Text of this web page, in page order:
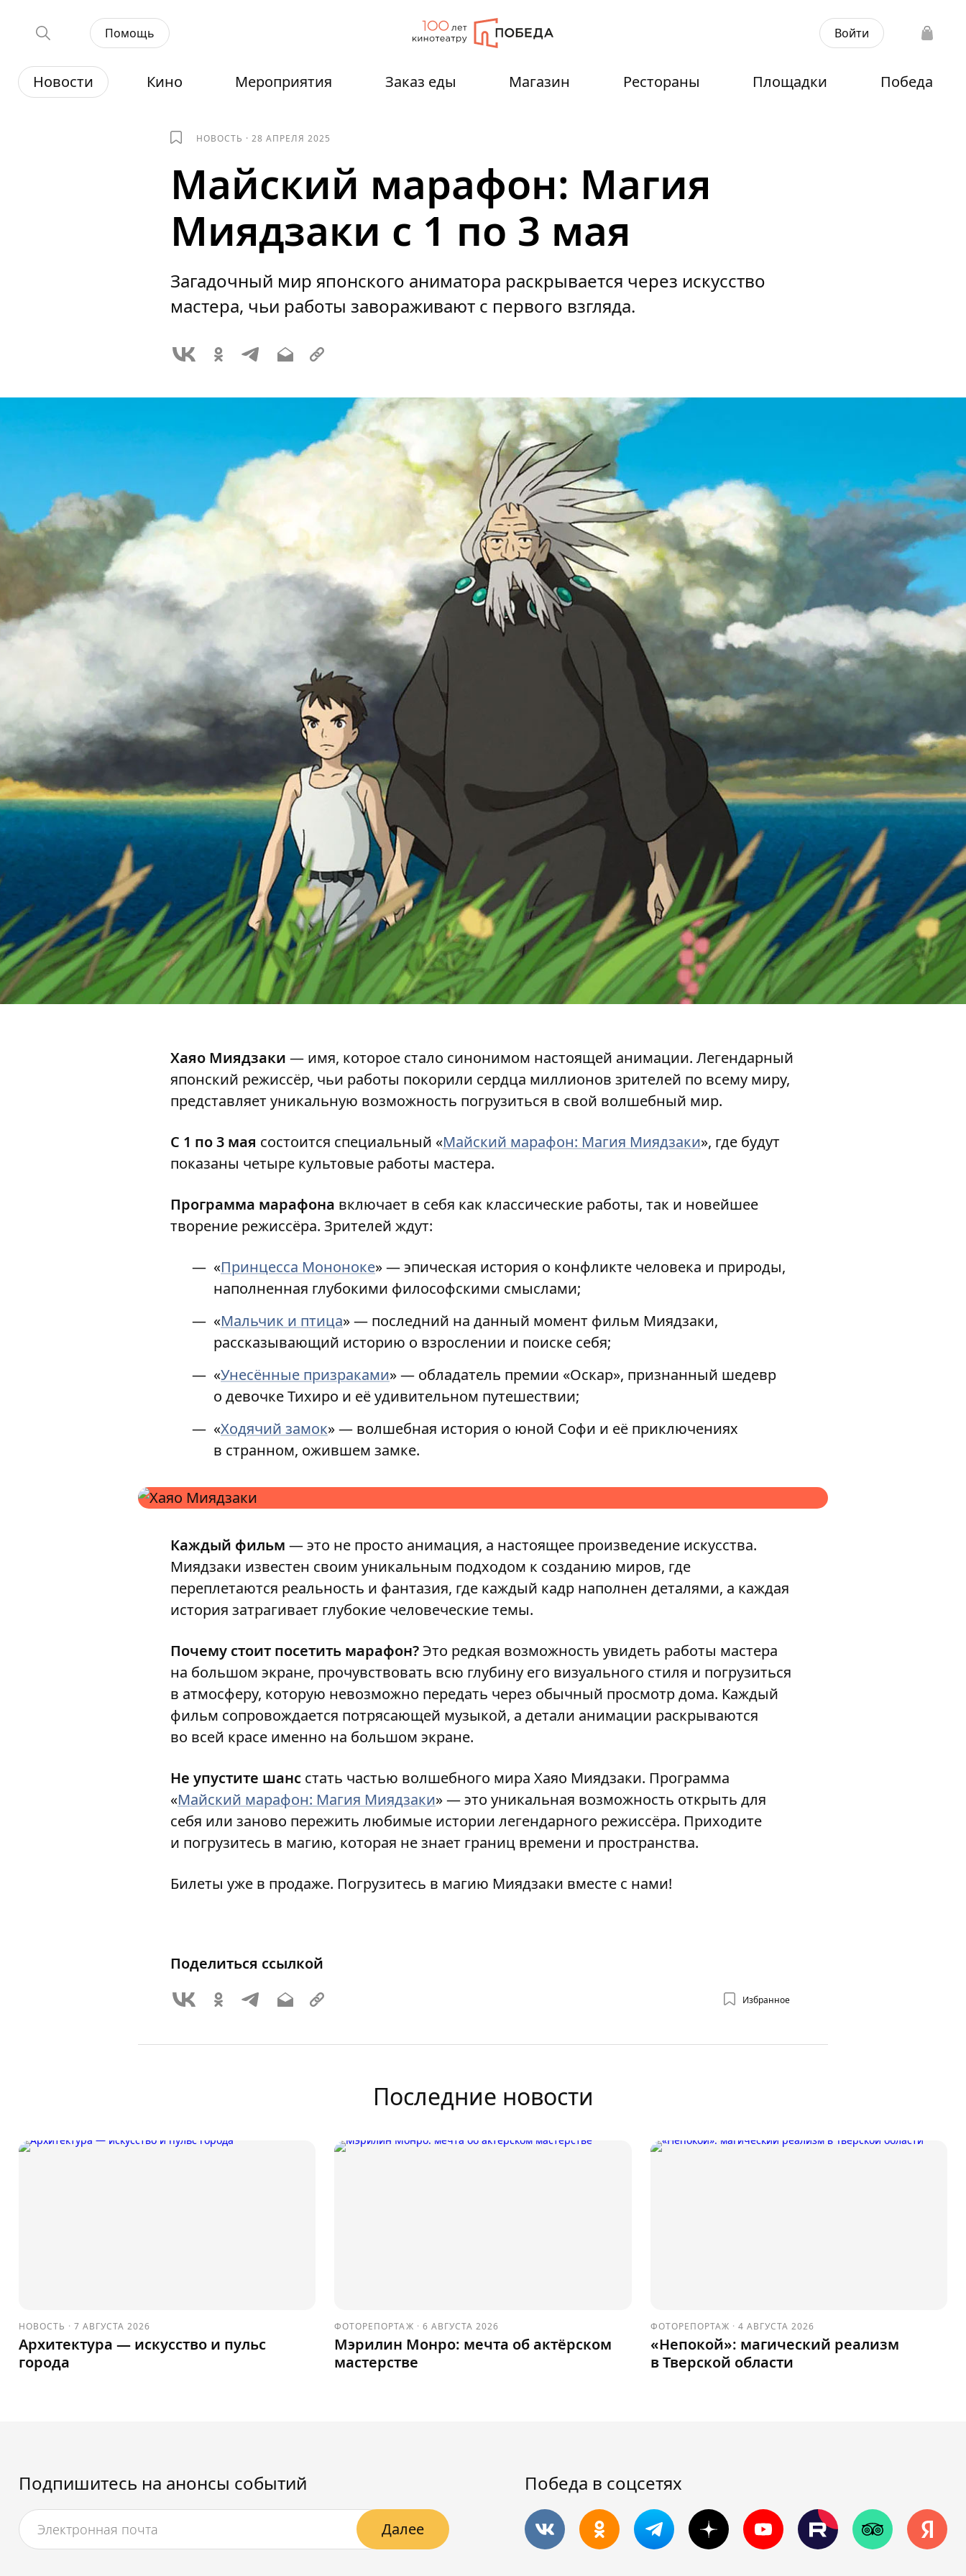
Помощь Войти
Новости Кино Мероприятия Заказ еды Магазин Рестораны Площадки Победа
НОВОСТЬ ·28 АПРЕЛЯ 2025
Майский марафон: Магия
Миядзаки c 1 по 3 мая
Загадочный мир японского аниматора раскрывается через искусство
мастера, чьи работы завораживают с первого взгляда.
Хаяо Миядзаки — имя, которое стало синонимом настоящей анимации. Легендарный
японский режиссёр, чьи работы покорили сердца миллионов зрителей по всему миру,
представляет уникальную возможность погрузиться в свой волшебный мир.
С 1 по 3 мая состоится специальный «Майский марафон: Магия Миядзаки», где будут
показаны четыре культовые работы мастера.
Программа марафона включает в себя как классические работы, так и новейшее
творение режиссёра. Зрителей ждут:
«Принцесса Мононоке» — эпическая история о конфликте человека и природы,
наполненная глубокими философскими смыслами;
«Мальчик и птица» — последний на данный момент фильм Миядзаки,
рассказывающий историю о взрослении и поиске себя;
«Унесённые призраками» — обладатель премии «Оскар», признанный шедевр
о девочке Тихиро и её удивительном путешествии;
«Ходячий замок» — волшебная история о юной Софи и её приключениях
в странном, ожившем замке.
Каждый фильм — это не просто анимация, а настоящее произведение искусства.
Миядзаки известен своим уникальным подходом к созданию миров, где
переплетаются реальность и фантазия, где каждый кадр наполнен деталями, а каждая
история затрагивает глубокие человеческие темы.
Почему стоит посетить марафон?Это редкая возможность увидеть работы мастера
на большом экране, прочувствовать всю глубину его визуального стиля и погрузиться
в атмосферу, которую невозможно передать через обычный просмотр дома. Каждый
фильм сопровождается потрясающей музыкой, а детали анимации раскрываются
во всей красе именно на большом экране.
Не упустите шанс стать частью волшебного мира Хаяо Миядзаки. Программа
«Майский марафон: Магия Миядзаки» — это уникальная возможность открыть для
себя или заново пережить любимые истории легендарного режиссёра. Приходите
и погрузитесь в магию, которая не знает границ времени и пространства.
Билеты уже в продаже. Погрузитесь в магию Миядзаки вместе с нами!
Избранное
Поделиться ссылкой
Последние новости
НОВОСТЬ ·7 АВГУСТА 2026
Архитектура — искусство и пульс
города
ФОТОРЕПОРТАЖ · 6 АВГУСТА 2026
Мэрилин Монро: мечта об актёрском
мастерстве
ФОТОРЕПОРТАЖ · 4 АВГУСТА 2026
«Непокой»: магический реализм
в Тверской области
Подпишитесь на анонсы событий
Далее
Победа в соцсетях